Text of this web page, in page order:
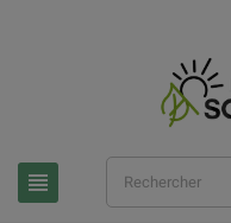
view_headline